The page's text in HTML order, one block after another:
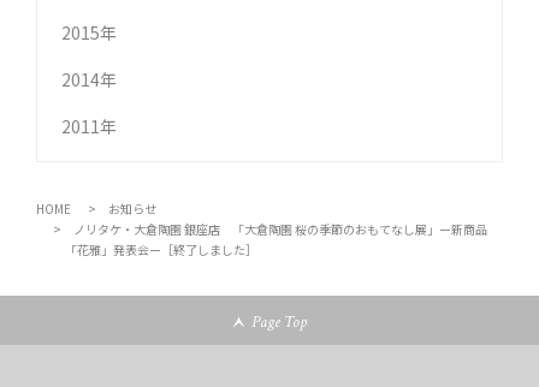
2015年
2014年
2011年
HOME
お知らせ
ノリタケ・大倉陶園 銀座店 「大倉陶園 桜の季節のおもてなし展」ー新商品
「花雅」発表会ー［終了しました］
Page Top